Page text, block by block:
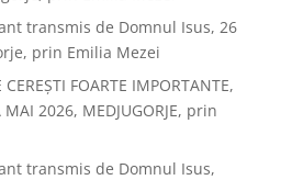
transmis de Domnul Isus, 26
prin Emilia Mezei
CEREȘTI FOARTE IMPORTANTE,
2026, MEDJUGORJE, prin
transmis de Domnul Isus,